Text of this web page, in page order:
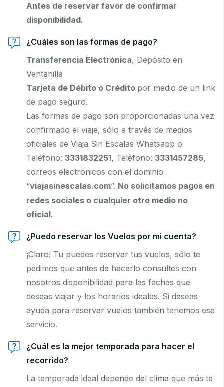
Antes de reservar favor de confirmar
disponibilidad.
¿Cuáles son las formas de pago?
Transferencia Electrónica, Depósito en
Ventanilla
Tarjeta de Débito o Crédito por medio de un link
de pago seguro.
Las formas de pago son proporcionadas una vez
confirmado el viaje, sólo a través de medios
oficiales de Viaja Sin Escalas Whatsapp o
Teléfono: 3331832251, Teléfono: 3331457285,
correos electrónicos con el dominio
“viajasinescalas.com”. No solicitamos pagos en
redes sociales o cualquier otro medio no
oficial.
¿Puedo reservar los Vuelos por mi cuenta?
¡Claro! Tu puedes reservar tus vuelos, sólo te
pedimos que antes de hacerlo consultes con
nosotros disponibilidad para las fechas que
deseas viajar y los horarios ideales. Si deseas
ayuda para reservar vuelos también tenemos ese
servicio.
¿Cuál es la mejor temporada para hacer el
recorrido?
La temporada ideal depende del clima que más te